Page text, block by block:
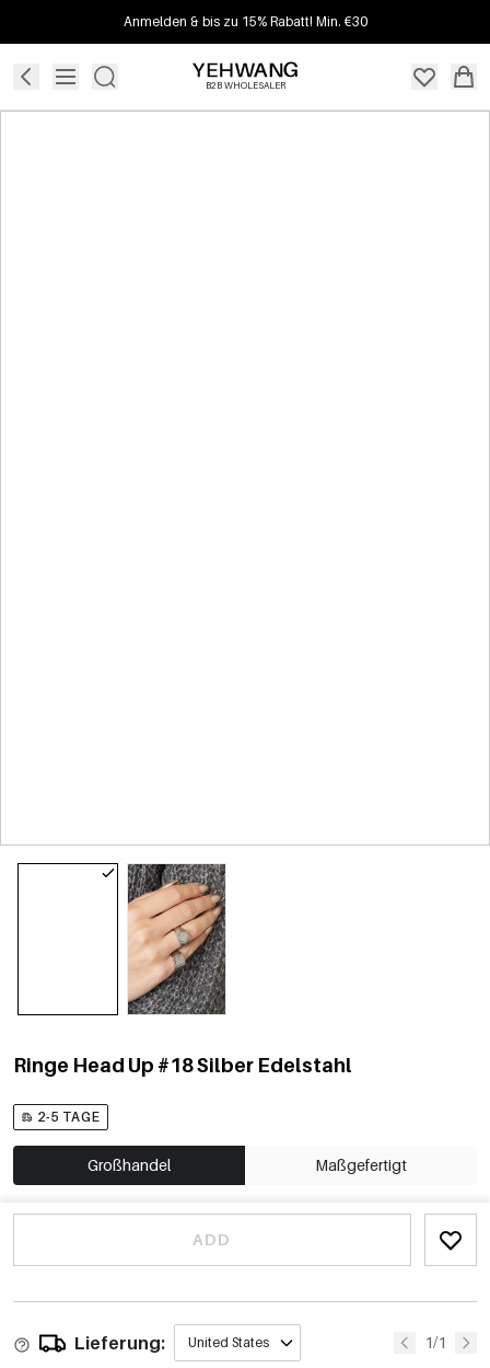
Anmelden & bis zu 15% Rabatt! Min. €30
B2B WHOLESALER
Ringe Head Up #18 Silber Edelstahl
2-5 TAGE
Großhandel Maßgefertigt
ADD
Lieferung: United States 1/1